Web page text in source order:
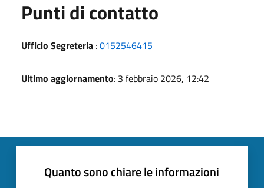
Punti di contatto
Ufficio Segreteria :0152546415
Ultimo aggiornamento: 3 febbraio 2026, 12:42
Quanto sono chiare le informazioni